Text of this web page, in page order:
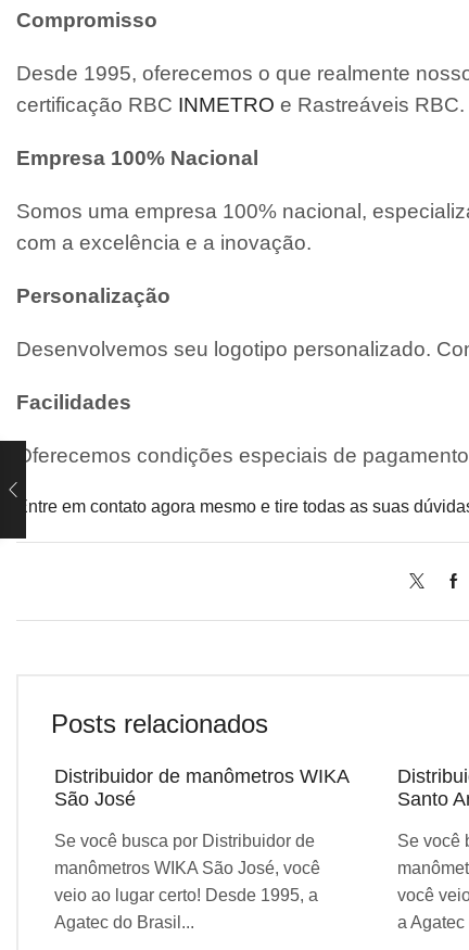
Compromisso
Desde 1995, oferecemos o que realmente
certificação RBC INMETRO e Rastreáveis RBC.
Empresa 100% Nacional
Somos uma empresa 100% nacional,
com a excelência e a inovação.
Personalização
Desenvolvemos seu logotipo personalizado.
Facilidades
Oferecemos condições especiais de
Entre em contato agora mesmo e tire todas as suas
Posts relacionados
Distribuidor de manômetros WIKA
São José
Se você busca por Distribuidor de
manômetros WIKA São José, você
veio ao lugar certo! Desde 1995, a
Agatec do Brasil...
Santo
Se você
você
a Agatec